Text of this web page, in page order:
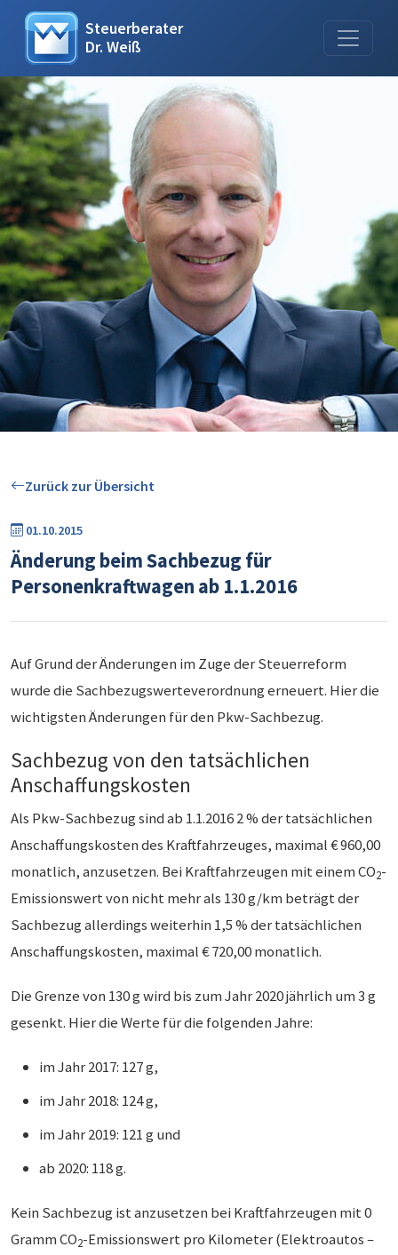
Steuerberater
Dr. Weiß
Zurück zur Übersicht
01.10.2015
Änderung beim Sachbezug für
Personenkraftwagen ab 1.1.2016
Auf Grund der Änderungen im Zuge der Steuerreform
wurde die Sachbezugswerteverordnung erneuert. Hier die
wichtigsten Änderungen für den Pkw-Sachbezug.
Sachbezug von den tatsächlichen
Anschaffungskosten
Als Pkw-Sachbezug sind ab 1.1.2016 2 % der tatsächlichen
Anschaffungskosten des Kraftfahrzeuges, maximal € 960,00
monatlich, anzusetzen. Bei Kraftfahrzeugen mit einem CO2-
Emissionswert von nicht mehr als 130 g/km beträgt der
Sachbezug allerdings weiterhin 1,5 % der tatsächlichen
Anschaffungskosten, maximal € 720,00 monatlich.
Die Grenze von 130 g wird bis zum Jahr 2020 jährlich um 3 g
gesenkt. Hier die Werte für die folgenden Jahre:
im Jahr 2017: 127 g,
im Jahr 2018: 124 g,
im Jahr 2019: 121 g und
ab 2020: 118 g.
Kein Sachbezug ist anzusetzen bei Kraftfahrzeugen mit 0
Gramm CO2-Emissionswert pro Kilometer (Elektroautos –